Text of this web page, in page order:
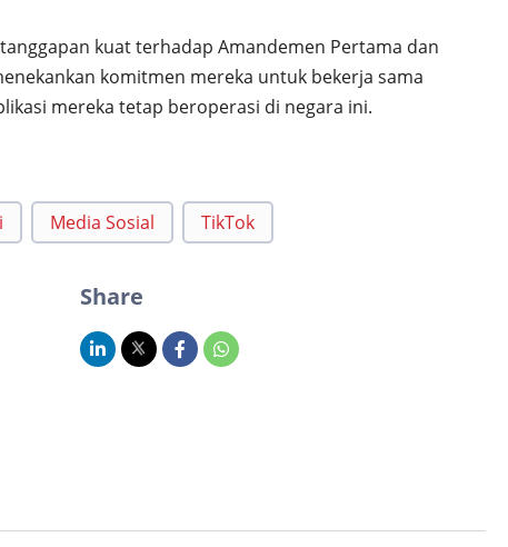
kuat terhadap Amandemen Pertama dan
komitmen mereka untuk bekerja sama
mereka tetap beroperasi di negara ini.
Media Sosial TikTok
Share